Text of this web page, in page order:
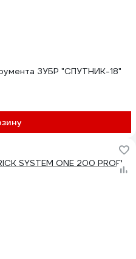
ЗУБР "СПУТНИК-18"